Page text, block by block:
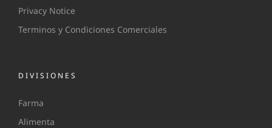
Privacy Notice
Terminos y Condiciones Comerciales
DIVISIONES
Farma
Alimenta